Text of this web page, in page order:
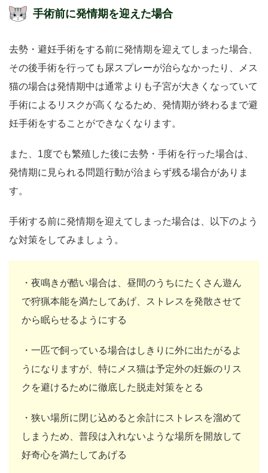
手術前に発情期を迎えた場合
去勢・避妊手術をする前に発情期を迎えてしまった場合、
その後手術を行っても尿スプレーが治らなかったり、メス
猫の場合は発情期中は通常よりも子宮が大きくなっていて
手術によるリスクが高くなるため、発情期が終わるまで避
妊手術をすることができなくなります。
また、1度でも繁殖した後に去勢・手術を行った場合は、
発情期に見られる問題行動が治まらず残る場合がありま
す。
手術する前に発情期を迎えてしまった場合は、以下のよう
な対策をしてみましょう。
・夜鳴きが酷い場合は、昼間のうちにたくさん遊ん
で狩猟本能を満たしてあげ、ストレスを発散させて
から眠らせるようにする
・一匹で飼っている場合はしきりに外に出たがるよ
うになりますが、特にメス猫は予定外の妊娠のリス
クを避けるために徹底した脱走対策をとる
・狭い場所に閉じ込めると余計にストレスを溜めて
しまうため、普段は入れないような場所を開放して
好奇心を満たしてあげる